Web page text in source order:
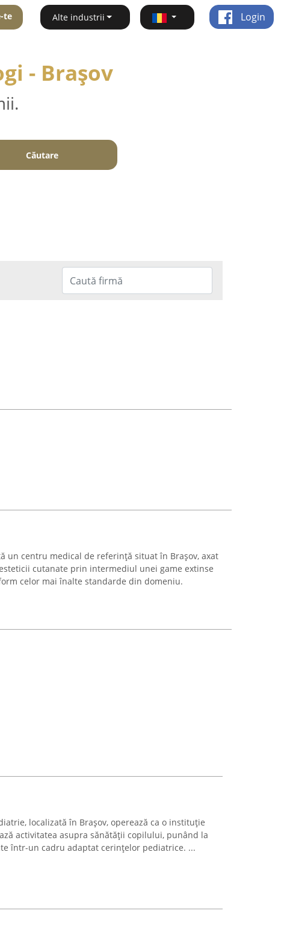
te Alte industrii Login
- Braşov
Căutare
un centru medical de referință situat în Brașov, axat
cutanate prin intermediul unei game extinse
celor mai înalte standarde din domeniu.
localizată în Brașov, operează ca o instituție
activitatea asupra sănătății copilului, punând la
într-un cadru adaptat cerințelor pediatrice. ...